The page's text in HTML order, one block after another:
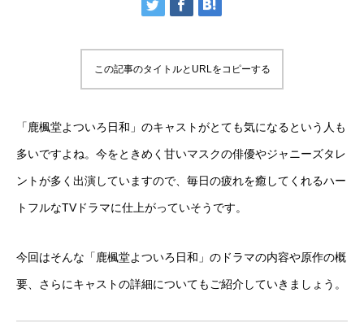
この記事のタイトルとURLをコピーする
「鹿楓堂よついろ日和」のキャストがとても気になるという人も
多いですよね。今をときめく甘いマスクの俳優やジャニーズタレ
ントが多く出演していますので、毎日の疲れを癒してくれるハー
トフルなTVドラマに仕上がっていそうです。
今回はそんな「鹿楓堂よついろ日和」のドラマの内容や原作の概
要、さらにキャストの詳細についてもご紹介していきましょう。